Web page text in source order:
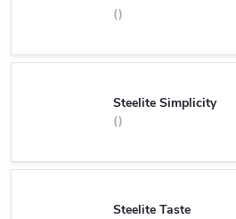
Steelite Simplicity
Steelite Taste